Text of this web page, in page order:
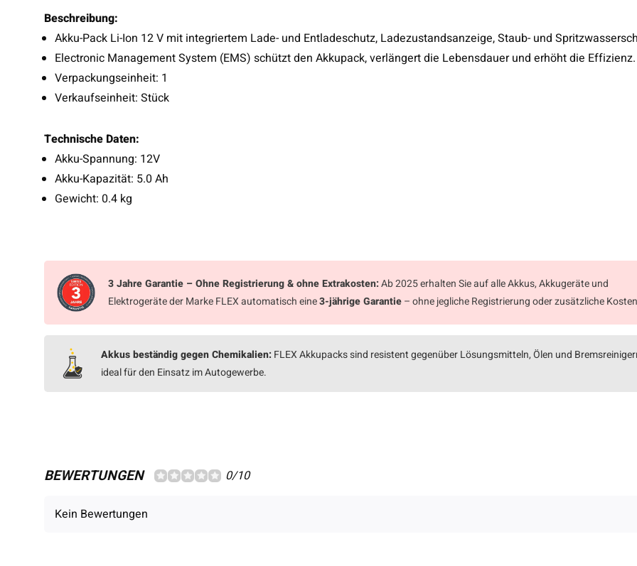
Beschreibung:
Akku-Pack Li-Ion 12 V mit integriertem Lade- und Entladeschutz, Ladezustandsanzeige, Staub- und
Electronic Management System (EMS) schützt den Akkupack, verlängert die Lebensdauer und erhöht die Effizienz.
Verpackungseinheit: 1
Verkaufseinheit: Stück
Technische Daten:
Akku-Spannung: 12V
Akku-Kapazität: 5.0 Ah
Gewicht: 0.4 kg
3 Jahre Garantie – Ohne Registrierung & ohne Extrakosten:Ab 2025 erhalten Sie auf alle Akkus, Akkugeräte und
Elektrogeräte der Marke FLEX automatisch eine3-jährige Garantie– ohne jegliche Registrierung oder zusätzliche
Akkus beständig gegen Chemikalien: FLEX Akkupacks sind resistent gegenüber Lösungsmitteln, Ölen und
ideal für den Einsatz im Autogewerbe.
BEWERTUNGEN 0/10
Kein Bewertungen